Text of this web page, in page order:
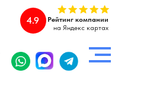
Рейтинг компании
на Яндекс картах
4.9